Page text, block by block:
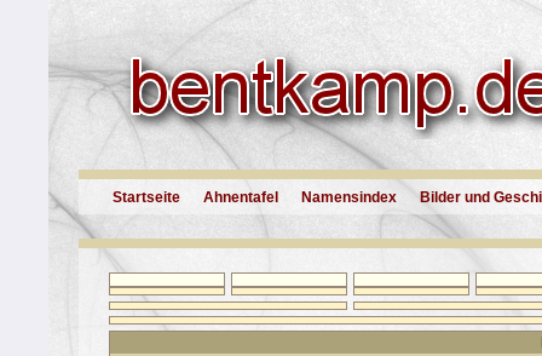
Startseite Ahnentafel Namensindex Bilder und